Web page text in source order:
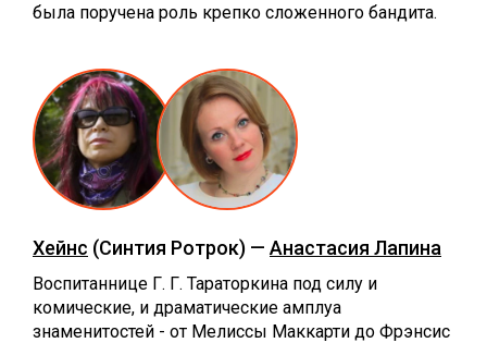
была поручена роль крепко сложенного бандита.
Хейнс (Синтия Ротрок) — Анастасия Лапина
Воспитаннице Г. Г. Тараторкина под силу и
комические, и драматические амплуа
знаменитостей - от Мелиссы Маккарти до Фрэнсис